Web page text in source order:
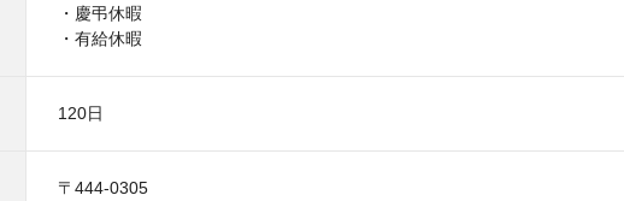
・慶弔休暇
・有給休暇
120日
〒444-0305